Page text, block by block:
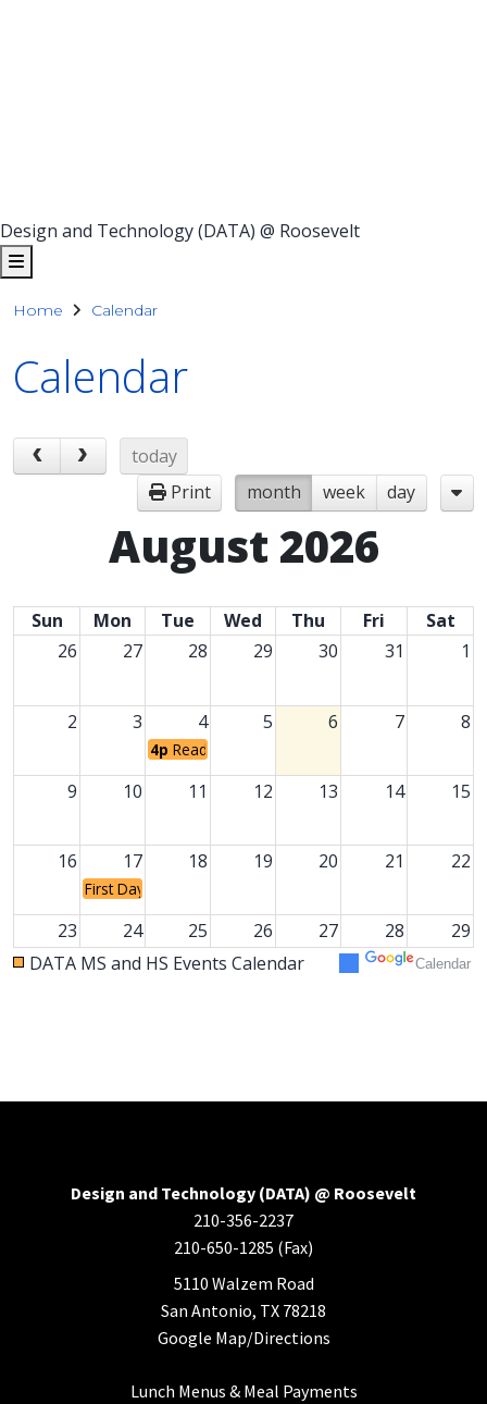
Design and Technology (DATA) @ Roosevelt
Home Calendar
Calendar
today
Print
month week day
August 2026
Sun Mon Tue Wed Thu Fri
Sat
26
27 28 29 30 31 1
2 3 4 5 6 7 8
4p Ready, Set, Ride! Back to School Prep Event
9 10 11 12 13 14 15
16 17 18 19 20 21 22
First Day of School
23 24 25 26 27 28 29
DATA MS and HS Events Calendar Calendar
Design and Technology (DATA) @ Roosevelt
210-356-2237
210-650-1285 (Fax)
5110 Walzem Road
San Antonio, TX 78218
Google Map/Directions
Lunch Menus & Meal Payments